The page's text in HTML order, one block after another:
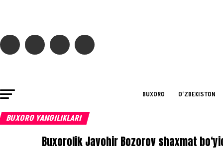
BUXORO O‘ZBEKISTON
BUXORO YANGILIKLARI
Buxorolik Javohir Bozorov shaxmat